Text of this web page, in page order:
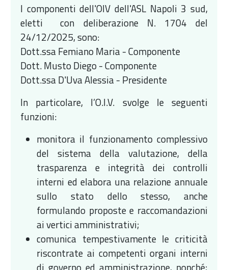
I componenti dell'OIV dell'ASL Napoli 3 sud,
eletti con deliberazione N. 1704 del
24/12/2025, sono:
Dott.ssa Femiano Maria - Componente
Dott. Musto Diego - Componente
Dott.ssa D'Uva Alessia - Presidente
In particolare, l’O.I.V. svolge le seguenti
funzioni:
monitora il funzionamento complessivo
del sistema della valutazione, della
trasparenza e integrità dei controlli
interni ed elabora una relazione annuale
sullo stato dello stesso, anche
formulando proposte e raccomandazioni
ai vertici amministrativi;
comunica tempestivamente le criticità
riscontrate ai competenti organi interni